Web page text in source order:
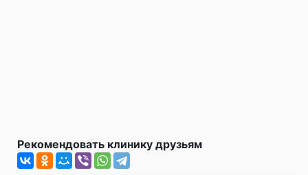
Рекомендовать клинику друзьям